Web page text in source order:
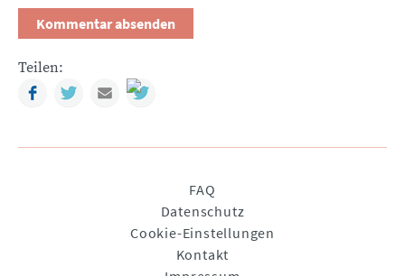
Teilen:
FacebookTwitterMail
FAQ
Datenschutz
Cookie-Einstellungen
Kontakt